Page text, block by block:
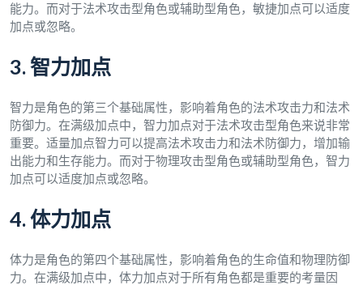
能力。而对于法术攻击型角色或辅助型角色，敏捷加点可以适度
加点或忽略。
3. 智力加点
智力是角色的第三个基础属性，影响着角色的法术攻击力和法术
防御力。在满级加点中，智力加点对于法术攻击型角色来说非常
重要。适量加点智力可以提高法术攻击力和法术防御力，增加输
出能力和生存能力。而对于物理攻击型角色或辅助型角色，智力
加点可以适度加点或忽略。
4. 体力加点
体力是角色的第四个基础属性，影响着角色的生命值和物理防御
力。在满级加点中，体力加点对于所有角色都是重要的考量因